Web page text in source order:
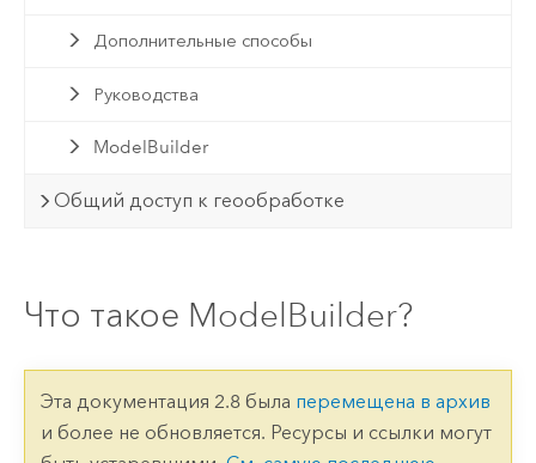
Дополнительные способы
Руководства
ModelBuilder
Общий доступ к геообработке
Что такое ModelBuilder?
Эта документация 2.8 была перемещена в архив
и более не обновляется. Ресурсы и ссылки могут